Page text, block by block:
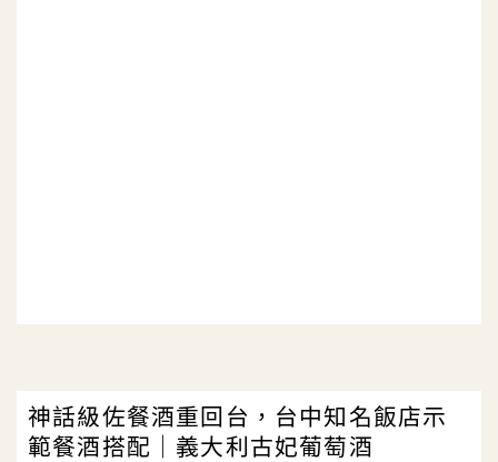
神話級佐餐酒重回台，台中知名飯店示
範餐酒搭配｜義大利古妃葡萄酒